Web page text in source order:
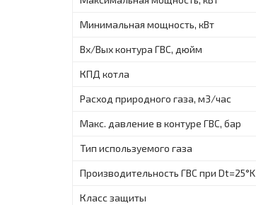
Минимальная мощность, кВт
Вх/Вых контура ГВС, дюйм
КПД котла
Расход природного газа, м3/час
Макс. давление в контуре ГВС, бар
Тип используемого газа
Производительность ГВС при Dt=25°K
Класс защиты